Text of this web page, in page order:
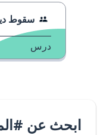
سقوط
درس
ابحث عن